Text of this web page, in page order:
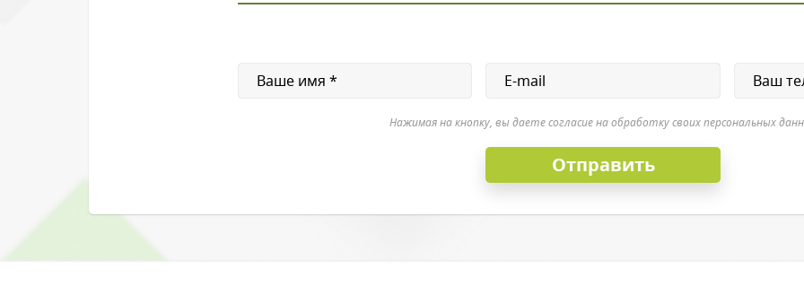
Нажимая на кнопку, вы даете согласие на обработку своих персональных